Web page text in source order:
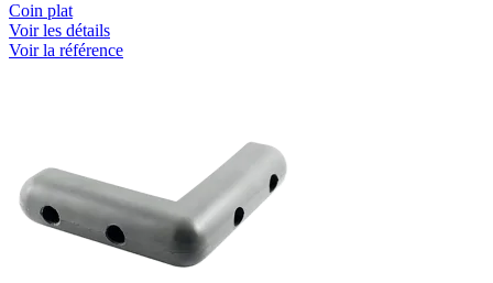
Coin plat
Voir les détails
Voir la référence